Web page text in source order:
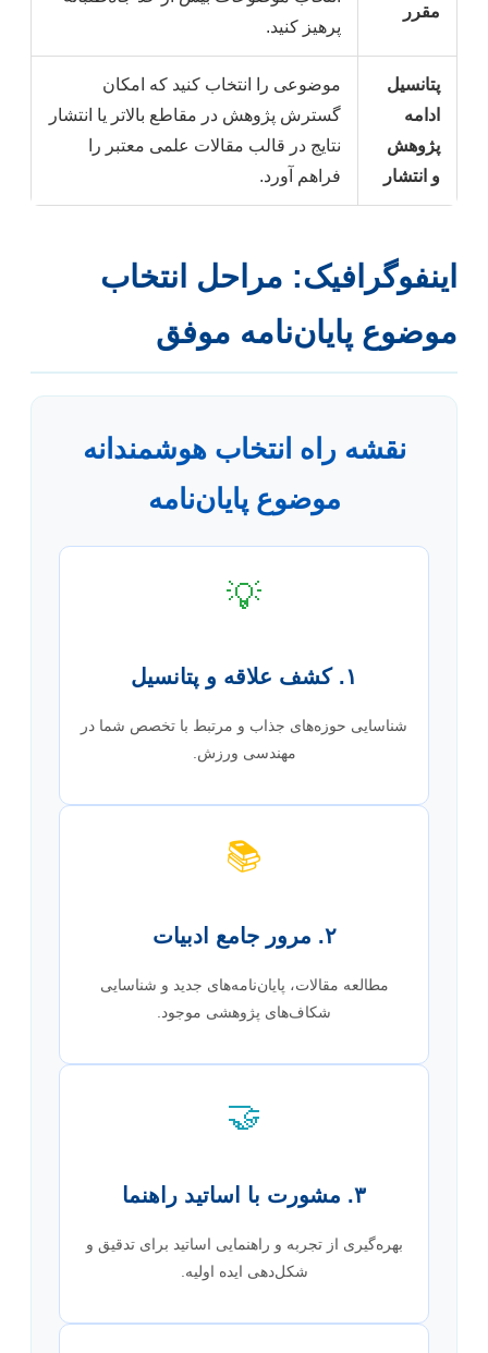
مقرر
پرهیز کنید.
پتانسیل
ادامه
پژوهش
و انتشار
موضوعی را انتخاب کنید که امکان
گسترش پژوهش در مقاطع بالاتر یا انتشار
نتایج در قالب مقالات علمی معتبر را
فراهم آورد.
اینفوگرافیک: مراحل انتخاب
موضوع پایان‌نامه موفق
نقشه راه انتخاب هوشمندانه
موضوع پایان‌نامه
💡
۱. کشف علاقه و پتانسیل
شناسایی حوزه‌های جذاب و مرتبط با تخصص شما در
مهندسی ورزش.
📚
۲. مرور جامع ادبیات
مطالعه مقالات، پایان‌نامه‌های جدید و شناسایی
شکاف‌های پژوهشی موجود.
🤝
۳. مشورت با اساتید راهنما
بهره‌گیری از تجربه و راهنمایی اساتید برای تدقیق و
شکل‌دهی ایده اولیه.